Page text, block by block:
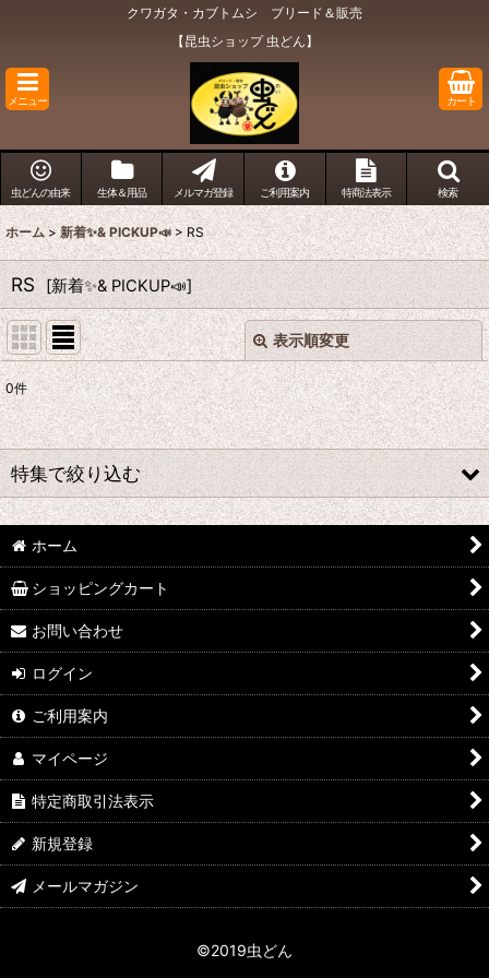
クワガタ・カブトムシ ブリード＆販売
【昆虫ショップ 虫どん】
メニュー カート
虫どんの由来 生体＆用品 メルマガ登録 ご利用案内 特商法表示 検索
ホーム > 新着✨& PICKUP📣 > RS
RS [新着✨& PICKUP📣]
表示順変更
表示数:
在庫あり
並び順:
閉じる
0件
特集で絞り込む
なみぞう
採集個体
KBファーム
フジコン
植田 K
田畑 Y
中村 T
ホーム
ショッピングカート
お問い合わせ
ログイン
ご利用案内
マイページ
特定商取引法表示
新規登録
メールマガジン
©2019虫どん